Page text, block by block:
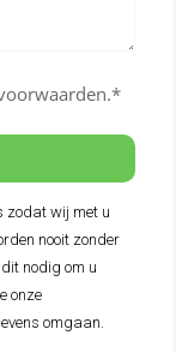
zodat wij met u
nooit zonder
nodig om u
onze
omgaan.